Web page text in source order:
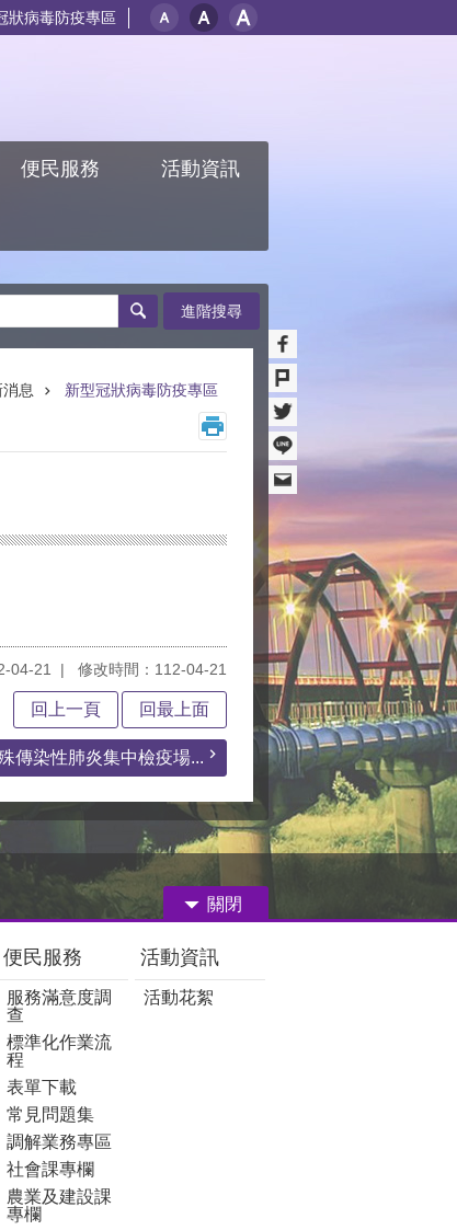
狀病毒防疫專區
便民服務 活動資訊
進階搜尋
息 新型冠狀病毒防疫專區
04-21 修改時間：112-04-21
回上一頁 回最上面
傳染性肺炎集中檢疫場...
關閉
便民服務
服務滿意度調
查
標準化作業流
程
表單下載
常見問題集
調解業務專區
社會課專欄
農業及建設課
專欄
活動資訊
活動花絮